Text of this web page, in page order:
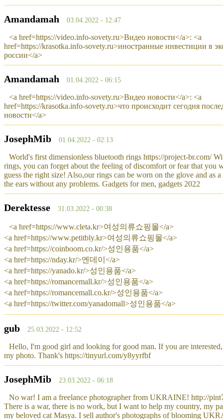
Amandamah 03.04.2022 - 12:47
<a href=https://video.info-sovety.ru>Видео новости</a>: <a
href=https://krasotka.info-sovety.ru>иностранные инвестиции в
россии</a>
Amandamah 01.04.2022 - 06:15
<a href=https://video.info-sovety.ru>Видео новости</a>: <a
href=https://krasotka.info-sovety.ru>что происходит сегодня
новости</a>
JosephMib 01.04.2022 - 02:13
World's first dimensionless bluetooth rings https://project-br.com/
rings, you can forget about the feeling of discomfort or fear that you
guess the right size! Also,our rings can be worn on the glove and as
the ears without any problems. Gadgets for men, gadgets 2022
Derektesse 31.03.2022 - 00:38
<a href=https://www.cleta.kr>여성의류쇼핑몰</a>
<a href=https://www.petitbly.kr>여성의류쇼핑몰</a>
<a href=https://coinboom.co.kr/>성인용품</a>
<a href=https://nday.kr/>엔데이</a>
<a href=https://yanado.kr/>성인용품</a>
<a href=https://romancemall.kr/>성인용품</a>
<a href=https://romancemall.co.kr/>성인용품</a>
<a href=https://twitter.com/yanadomall>성인용품</a>
gub 25.03.2022 - 12:52
Hello, I'm good girl and looking for good man. If you are
my photo. Thank's https://tinyurl.com/y8yyrfbf
JosephMib 23.03.2022 - 06:18
No war! I am a freelance photographer from UKRAINE! http://
There is a war, there is no work, but I want to help my country, my
my beloved cat Masya. I sell author's photographs of blooming